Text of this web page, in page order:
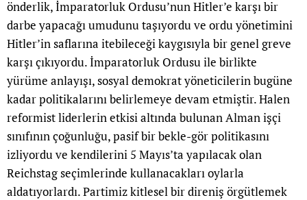
önderlik, İmparatorluk Ordusu’nun Hitler’e karşı bir
darbe yapacağı umudunu taşıyordu ve ordu yönetimini
Hitler’in saflarına itebileceği kaygısıyla bir genel greve
karşı çıkıyordu. İmparatorluk Ordusu ile birlikte
yürüme anlayışı, sosyal demokrat yöneticilerin bugüne
kadar politikalarını belirlemeye devam etmiştir. Halen
reformist liderlerin etkisi altında bulunan Alman işçi
sınıfının çoğunluğu, pasif bir bekle-gör politikasını
izliyordu ve kendilerini 5 Mayıs’ta yapılacak olan
Reichstag seçimlerinde kullanacakları oylarla
aldatıyorlardı. Partimiz kitlesel bir direniş örgütlemek